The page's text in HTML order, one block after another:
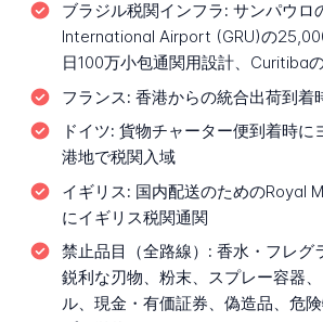
ブラジル税関インフラ: サンパウロ
International Airport (GRU)の
日100万小包通関用設計、Curitiba
フランス: 香港からの統合出荷到着
ドイツ: 貨物チャーター便到着時に
港地で税関入域
イギリス: 国内配送のためのRoyal
にイギリス税関通関
禁止品目（全路線）: 香水・フレグ
鋭利な刃物、粉末、スプレー容器
ル、現金・有価証券、偽造品、危